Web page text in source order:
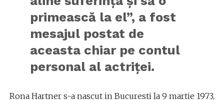
primească la el”, a fost
mesajul postat de
aceasta chiar pe contul
personal al actriței.
Rona Hartner s-a nascut in Bucuresti la 9 martie 1973,